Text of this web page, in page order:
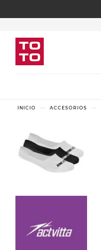
ACCESORIOS